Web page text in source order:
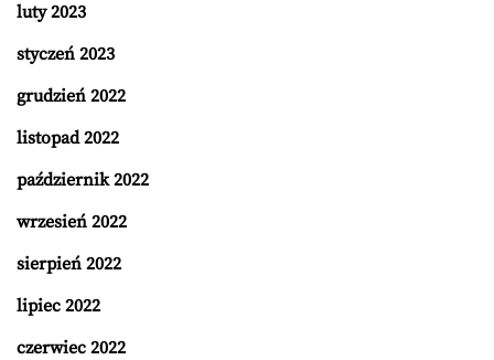
luty 2023
styczeń 2023
grudzień 2022
listopad 2022
październik 2022
wrzesień 2022
sierpień 2022
lipiec 2022
czerwiec 2022